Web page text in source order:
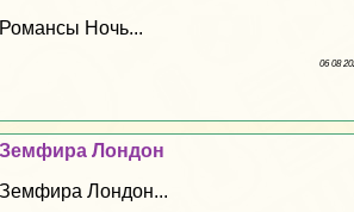
Романсы Ночь...
06 08
Земфира Лондон
Земфира Лондон...